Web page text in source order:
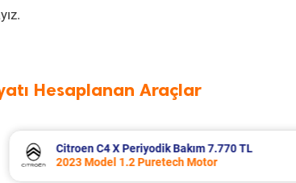
Hesaplanan Araçlar
Volkswagen T-Roc Periyodik Bakım
2025 Model 1.5 Tsi Motor